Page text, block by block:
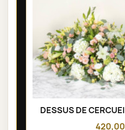
DESSUS DE